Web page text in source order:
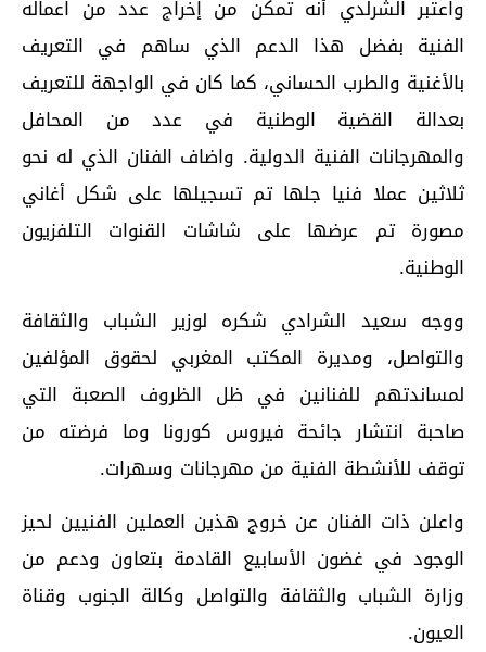
واعتبر الشرلدي أنه تمكن من إخراج عدد من اعماله
الفنية بفضل هذا الدعم الذي ساهم في التعريف
بالأغنية والطرب الحساني، كما كان في الواجهة للتعريف
بعدالة القضية الوطنية في عدد من المحافل
والمهرجانات الفنية الدولية. واضاف الفنان الذي له نحو
ثلاثين عملا فنيا جلها تم تسجيلها على شكل أغاني
مصورة تم عرضها على شاشات القنوات التلفزيون
الوطنية.
ووجه سعيد الشرادي شكره لوزير الشباب والثقافة
والتواصل، ومديرة المكتب المغربي لحقوق المؤلفين
لمساندتهم للفنانين في ظل الظروف الصعبة التي
صاحبة انتشار جائحة فيروس كورونا وما فرضته من
توقف للأنشطة الفنية من مهرجانات وسهرات.
واعلن ذات الفنان عن خروج هذين العملين الفنيين لحيز
الوجود في غضون الأسابيع القادمة بتعاون ودعم من
وزارة الشباب والثقافة والتواصل وكالة الجنوب وقناة
العيون.